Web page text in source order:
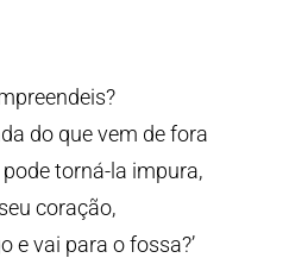
do que vem de fora
torná-la impura,
coração,
e vai para o fossa?’